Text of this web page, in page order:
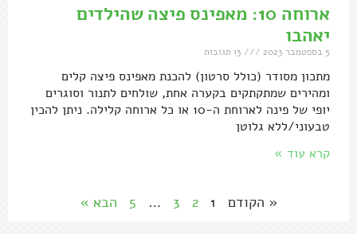
ארוחה 10: מאפינס פיצה שהילדים
יאהבו
5 בספטמבר 2023
מתכון מסודר (כולל סרטון) להכנת מאפינס פיצה קלים
ומהירים שמתקתקים בקערה אחת, שולחים לתנור וסוגרים
יופי של פינה לארוחת ה-10 או כל ארוחה קלילה. ניתן להכין
טבעוני/ללא גלוטן
קרא עוד »
« הקודם 1
2
3
…
5 הבא »